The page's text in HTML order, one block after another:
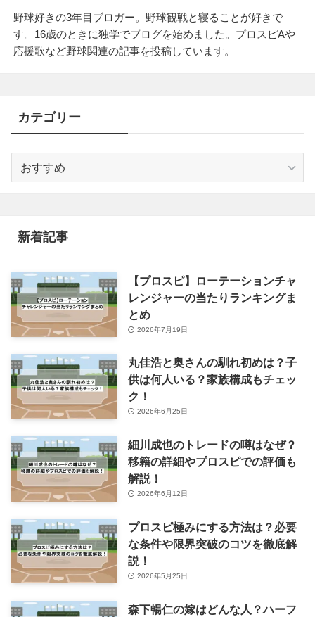
野球好きの3年目ブロガー。野球観戦と寝ることが好きで
す。16歳のときに独学でブログを始めました。プロスピAや
応援歌など野球関連の記事を投稿しています。
カテゴリー
ー新着記事
【プロスピ】ローテーションチャ
レンジャーの当たりランキングま
とめ
2026年7月19日
丸佳浩と奥さんの馴れ初めは？子
供は何人いる？家族構成もチェッ
ク！
2026年6月25日
細川成也のトレードの噂はなぜ？
移籍の詳細やプロスピでの評価も
解説！
2026年6月12日
プロスピ極みにする方法は？必要
な条件や限界突破のコツを徹底解
説！
2026年5月25日
森下暢仁の嫁はどんな人？ハーフ